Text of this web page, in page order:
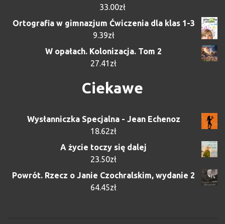
33.00zł
Ortografia w gimnazjum Ćwiczenia dla klas 1-3
9.39zł
W opałach. Kolonizacja. Tom 2
27.41 zł
Ciekawe
Wysłanniczka Specjalna - Jean Echenoz
18.62zł
A życie toczy się dalej
23.50zł
Powrót. Rzecz o Janie Czochralskim, wydanie 2
64.45zł